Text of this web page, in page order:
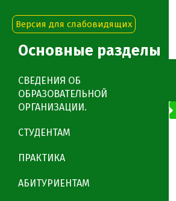
Версия для слабовидящих
Основные разделы
СВЕДЕНИЯ ОБ
ОБРАЗОВАТЕЛЬНОЙ
ОРГАНИЗАЦИИ.
СТУДЕНТАМ
ПРАКТИКА
АБИТУРИЕНТАМ
"Великолукский лесотехнический колледж"
РП Экология- СП